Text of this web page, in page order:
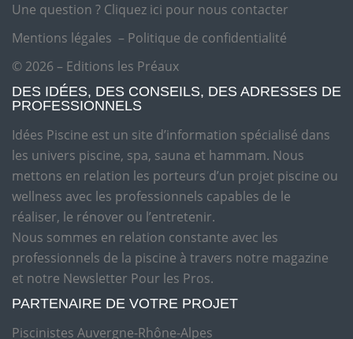
Une question ? Cliquez ici pour nous contacter
Mentions légales – Politique de confidentialité
© 2026 – Editions les Préaux
DES IDÉES, DES CONSEILS, DES ADRESSES DE
PROFESSIONNELS
Idées Piscine est un site d’information spécialisé dans
les univers piscine, spa, sauna et hammam. Nous
mettons en relation les porteurs d’un projet piscine ou
wellness avec les professionnels capables de le
réaliser, le rénover ou l’entretenir.
Nous sommes en relation constante avec les
professionnels de la piscine à travers notre magazine
et notre Newsletter Pour les Pros.
PARTENAIRE DE VOTRE PROJET
Piscinistes Auvergne-Rhône-Alpes